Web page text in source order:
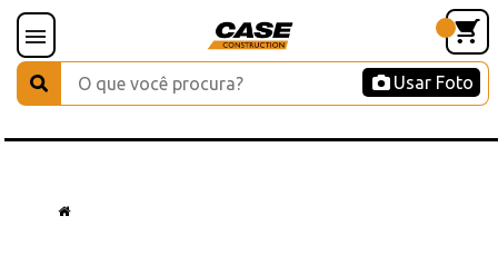
Usar Foto